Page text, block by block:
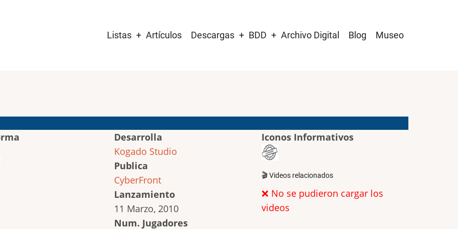
navigation
Listas Artículos Descargas BDD Archivo Digital Blog Museo
Desarrolla
Kogado Studio
Publica
CyberFront
Lanzamiento
11 Marzo, 2010
Num. Jugadores
Iconos Informativos
🎬 Videos relacionados
❌ No se pudieron cargar los
videos